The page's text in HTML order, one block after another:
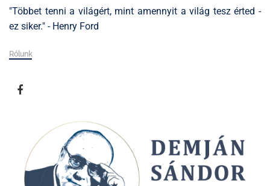
"Többet tenni a világért, mint amennyit a világ tesz érted -
ez siker." - Henry Ford
Rólunk